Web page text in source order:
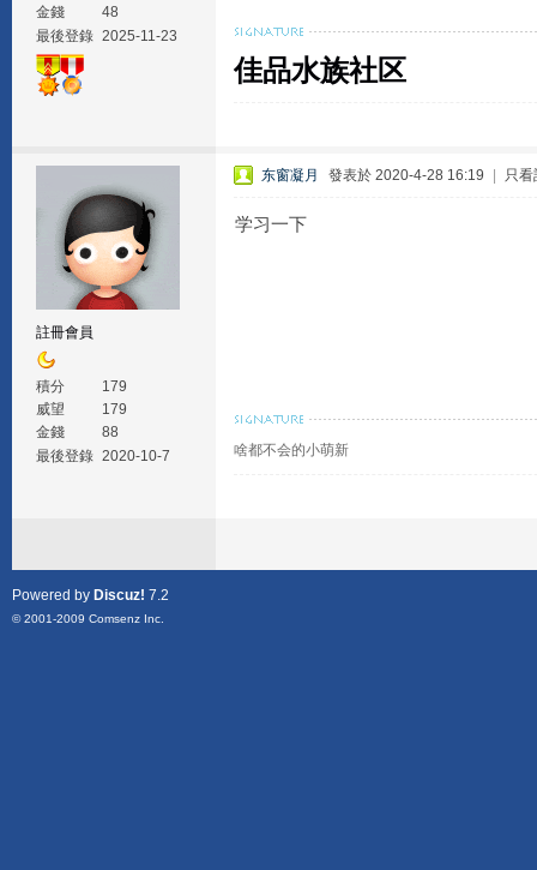
金錢
48
最後登錄 2025-11-23
佳品水族社区
註冊會員
積分
179
威望
179
金錢
88
最後登錄 2020-10-7
东窗凝月 發表於 2020-4-28 16:19 只看
学习一下
啥都不会的小萌新
Powered by Discuz! 7.2
© 2001-2009 Comsenz Inc.